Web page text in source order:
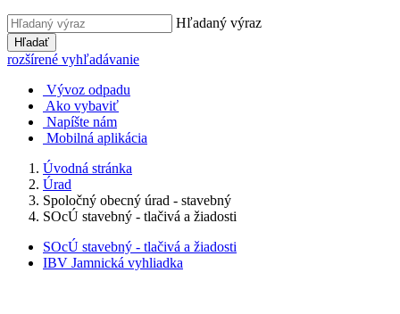
Hľadaný výraz
Hľadať
rozšírené vyhľadávanie
Vývoz odpadu
Ako vybaviť
Napíšte nám
Mobilná aplikácia
Úvodná stránka
Úrad
Spoločný obecný úrad - stavebný
SOcÚ stavebný - tlačivá a žiadosti
SOcÚ stavebný - tlačivá a žiadosti
IBV Jamnická vyhliadka